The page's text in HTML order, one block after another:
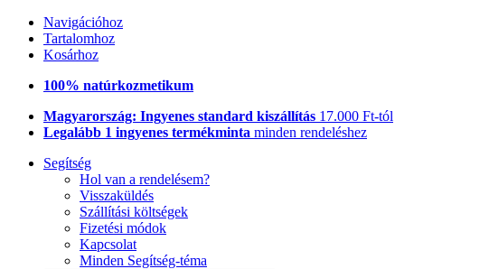
Navigációhoz
Tartalomhoz
Kosárhoz
100% natúrkozmetikum
Magyarország: Ingyenes standard kiszállítás 17.000 Ft-tól
Legalább 1 ingyenes termékminta minden rendeléshez
Segítség
Hol van a rendelésem?
Visszaküldés
Szállítási költségek
Fizetési módok
Kapcsolat
Minden Segítség-téma